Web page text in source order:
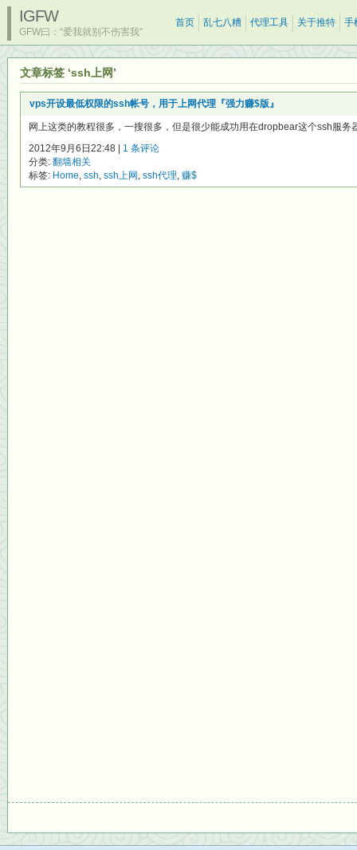
IGFW
GFW曰：“爱我就别不伤害我”
首页 乱七八糟 代理工具 关于推特 手
文章标签 ‘ssh上网’
vps开设最低权限的ssh帐号，用于上网代理『强力赚$版』
网上这类的教程很多，一搜很多，但是很少能成功用在dropbear这个ssh服
2012年9月6日22:48 | 1 条评论
分类: 翻墙相关
标签: Home, ssh, ssh上网 , ssh代理, 赚$